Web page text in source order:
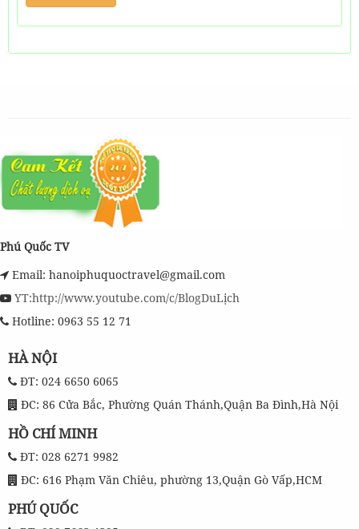
Phú Quốc TV
Email: hanoiphuquoctravel@gmail.com
YT:http://www.youtube.com/c/BlogDuLịch
Hotline: 0963 55 12 71
HÀ NỘI
ĐT: 024 6650 6065
ĐC: 86 Cửa Bắc, Phường Quán Thánh,Quận Ba Đình,Hà Nội
HỒ CHÍ MINH
ĐT: 028 6271 9982
ĐC: 616 Phạm Văn Chiêu, phường 13,Quận Gò Vấp,HCM
PHÚ QUỐC